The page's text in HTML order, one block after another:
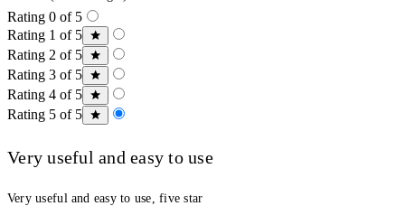
Rating 0 of 5
Rating 1 of 5
Rating 2 of 5
Rating 3 of 5
Rating 4 of 5
Rating 5 of 5
Very useful and easy to use
Very useful and easy to use, five star